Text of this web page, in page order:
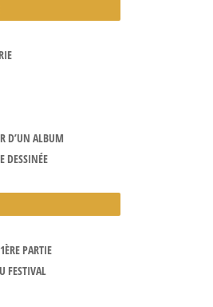
D’UN ALBUM
DESSINÉE
PARTIE
FESTIVAL